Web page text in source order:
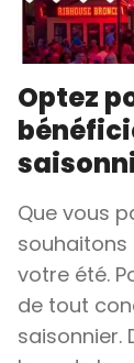
Optez
Que vous
souhaitons
votre été.
de tout
saisonnier.